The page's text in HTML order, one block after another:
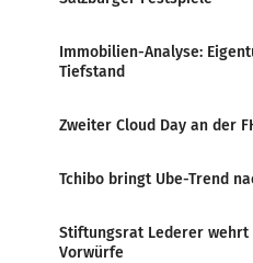
Immobilien-Analyse:
Tiefstand
Zweiter Cloud Day an der
Tchibo bringt Ube-Trend
Stiftungsrat Lederer wehrt
Vorwürfe